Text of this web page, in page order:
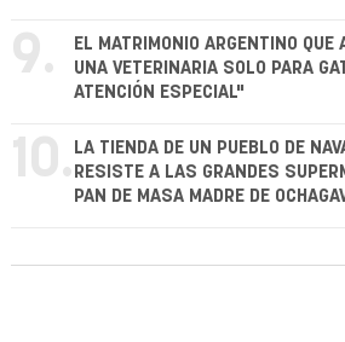
9.
EL MATRIMONIO ARGENTINO QUE
UNA VETERINARIA SOLO PARA
ATENCIÓN ESPECIAL"
10. LA TIENDA DE UN PUEBLO DE
RESISTE A LAS GRANDES
PAN DE MASA MADRE DE